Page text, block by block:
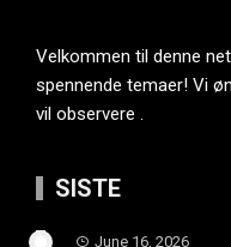
Velkommen til denne
spennende temaer! Vi
vil observere .
SISTE
June 16, 2026